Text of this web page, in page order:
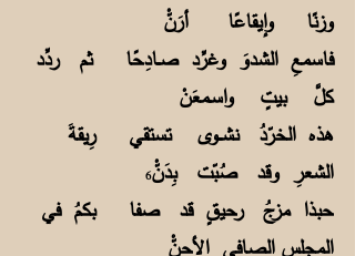
وزنًا وإيقاعًا أرَنّْ
فاسمعِ الشدوَ وغرِّد صــادِحًا ثم ردِّد
كلَّ بيتٍ واسـمعَنْ
هذه الخرّدُ نشـــوى تستقي رِيقةَ
الشعرِ وقد صُبّت بِدَنّْ6
حبذا مزجُ رحيقٍ قد صفا بكمُ في
المجلسِ الصافي الأحنّْ